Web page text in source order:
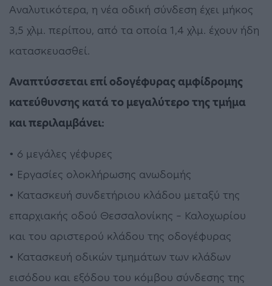
Αναλυτικότερα, η νέα οδική σύνδεση έχει μήκος
3,5 χλμ. περίπου, από τα οποία 1,4 χλμ. έχουν ήδη
κατασκευασθεί.
Αναπτύσσεται επί οδογέφυρας αμφίδρομης
κατεύθυνσης κατά το μεγαλύτερο της τμήμα
και περιλαμβάνει:
• 6 μεγάλες γέφυρες
• Εργασίες ολοκλήρωσης ανωδομής
• Κατασκευή συνδετήριου κλάδου μεταξύ της
επαρχιακής οδού Θεσσαλονίκης – Καλοχωρίου
και του αριστερού κλάδου της οδογέφυρας
• Κατασκευή οδικών τμημάτων των κλάδων
εισόδου και εξόδου του κόμβου σύνδεσης της